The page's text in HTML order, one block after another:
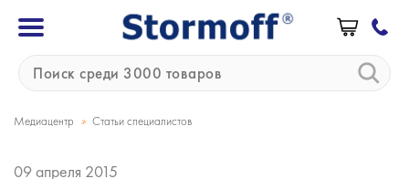
Медиацентр » Статьи специалистов
09 апреля 2015